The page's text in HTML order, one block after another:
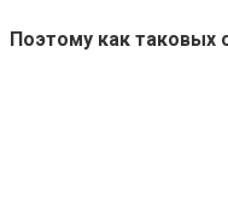
Поэтому как